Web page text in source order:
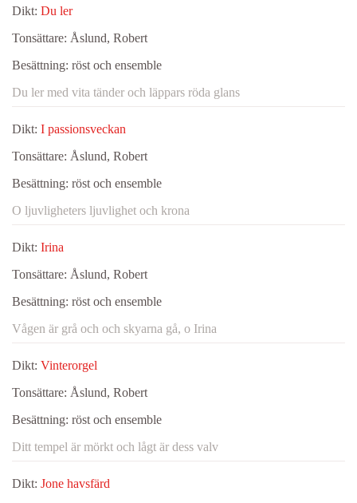
Dikt: Du ler
Tonsättare: Åslund, Robert
Besättning: röst och ensemble
Du ler med vita tänder och läppars röda glans
Dikt: I passionsveckan
Tonsättare: Åslund, Robert
Besättning: röst och ensemble
O ljuvligheters ljuvlighet och krona
Dikt: Irina
Tonsättare: Åslund, Robert
Besättning: röst och ensemble
Vågen är grå och och skyarna gå, o Irina
Dikt: Vinterorgel
Tonsättare: Åslund, Robert
Besättning: röst och ensemble
Ditt tempel är mörkt och lågt är dess valv
Dikt: Jone havsfärd